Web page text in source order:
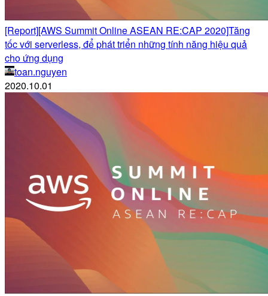
[Report][AWS Summit Online ASEAN RE:CAP 2020]Tăng
tốc với serverless, để phát triển những tính năng hiệu quả
cho ứng dụng
toan.nguyen
2020.10.01